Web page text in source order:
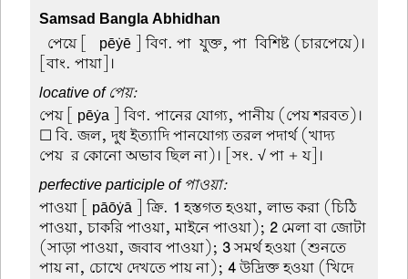
Samsad Bangla Abhidhan
-পেয়ে[ -pēẏē ] বিণ. পা-যুক্ত, পা-বিশিষ্ট (চারপেয়ে)।
[বাং. পায়া]।
locative of পেয়:
পেয়[ pēẏa ] বিণ. পানের যোগ্য, পানীয় (পেয় শরবত)।
☐ বি. জল, দুধ ইত্যাদি পানযোগ্য তরল পদার্থ (খাদ্য-
পেয়-র কোনো অভাব ছিল না)। [সং. √ পা + য]।
perfective participle of পাওয়া:
পাওয়া [ pāōẏā ] ক্রি. 1 হস্তগত হওয়া, লাভ করা (চিঠি
পাওয়া, চাকরি পাওয়া, মাইনে পাওয়া); 2 মেলা বা জোটা
(সাড়া পাওয়া, জবাব পাওয়া); 3সমর্থ হওয়া (শুনতে
পায় না, চোখে দেখতে পায় না);4উদ্রিক্ত হওয়া (খিদে